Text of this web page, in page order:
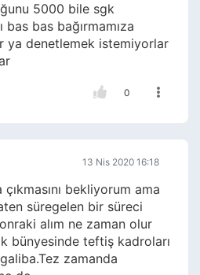
5000 bile sgk
bas bas bağırmamıza
ya denetlemek istemiyorlar
0
13 Nis 2020 16:18
bekliyorum ama
süregelen bir süreci
alım ne zaman olur
bünyesinde teftiş kadroları
zamanda